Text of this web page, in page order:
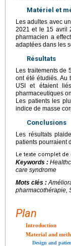
Matériel et
Les adultes avec
2021 et le 15 avril
pharmacien a
adaptées dans les
Résultats
Les traitements de
ont été étudiés. Au
USI et étaient
pharmaceutiques
Les patients les
indice de masse
Conclusions
Les résultats
patients pourraient
Le texte complet de
Keywords :
care syndrome
Mots clés :
pharmacothérapie,
Plan
Introduction
Material and
Design and